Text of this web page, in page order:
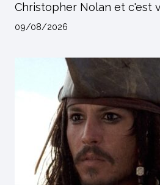
Christopher Nolan et c'est
09/08/2026